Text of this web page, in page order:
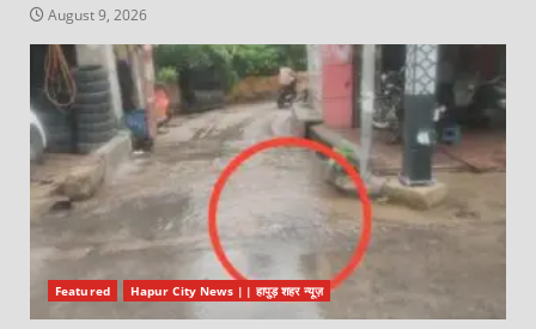
August 9, 2026
Featured Hapur City News || हापुड़ शहर न्यूज़